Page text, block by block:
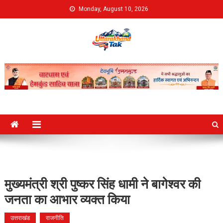
to
Monday, August 10, 2026
Uttarakhand Tak
मुख्यमंत्री श्री पुष्कर सिंह धामी ने बागेश्वर की
जनता का आभार व्यक्त किया
उत्तराखंड राजनीति